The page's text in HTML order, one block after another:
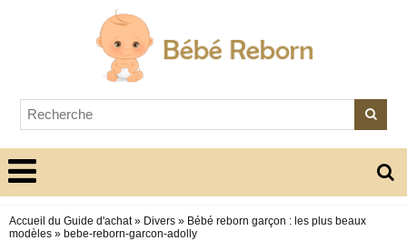
Accueil du Guide d'achat» Divers » Bébé reborn garçon : les plus beaux
modèles » bebe-reborn-garcon-adolly